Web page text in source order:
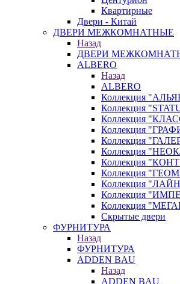
Квартирные
Двери - Китай
ДВЕРИ МЕЖКОМНАТНЫЕ
Назад
ДВЕРИ
ALBERO
Назад
ALBERO
Коллекция
Коллекция
Коллекция
Коллекция
Коллекция
Коллекция
Коллекция
Коллекция
Коллекция
Коллекция
Коллекция
Скрытые двери
ФУРНИТУРА
Назад
ФУРНИТУРА
ADDEN BAU
Назад
ADDEN BAU